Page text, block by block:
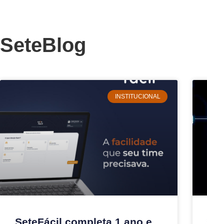
SeteBlog
INSTITUCIONAL
SeteFácil completa 1 ano e